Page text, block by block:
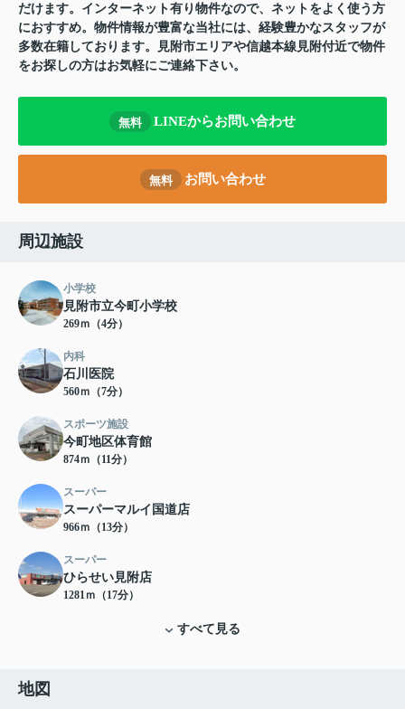
だけます。インターネット有り物件なので、ネットをよく使う方
におすすめ。物件情報が豊富な当社には、経験豊かなスタッフが
多数在籍しております。見附市エリアや信越本線見附付近で物件
をお探しの方はお気軽にご連絡下さい。
無料 LINEからお問い合わせ
無料 お問い合わせ
周辺施設
小学校
見附市立今町小学校
269ｍ（4分）
内科
石川医院
560ｍ（7分）
スポーツ施設
今町地区体育館
874ｍ（11分）
スーパー
スーパーマルイ国道店
966ｍ（13分）
スーパー
ひらせい見附店
1281ｍ（17分）
すべて見る
地図